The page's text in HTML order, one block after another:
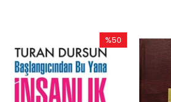
%50
İndirim
%50İndirim